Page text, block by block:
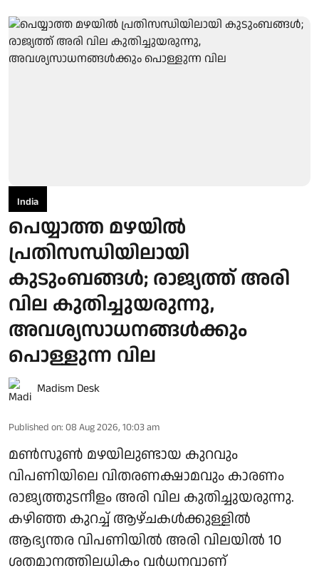
India
പെയ്യാത്ത മഴയില്‍
പ്രതിസന്ധിയിലായി
കുടുംബങ്ങള്‍; രാജ്യത്ത് അരി
വില കുതിച്ചുയരുന്നു,
അവശ്യസാധനങ്ങള്‍ക്കും
പൊള്ളുന്ന വില
Madism Desk
Published on: 08 Aug 2026, 10:03 am
മണ്‍സൂണ്‍ മഴയിലുണ്ടായ കുറവും
വിപണിയിലെ വിതരണക്ഷാമവും കാരണം
രാജ്യത്തുടനീളം അരി വില കുതിച്ചുയരുന്നു.
കഴിഞ്ഞ കുറച്ച് ആഴ്ചകള്‍ക്കുള്ളില്‍
ആഭ്യന്തര വിപണിയില്‍ അരി വിലയില്‍ 10
ശതമാനത്തിലധികം വര്‍ധനവാണ്